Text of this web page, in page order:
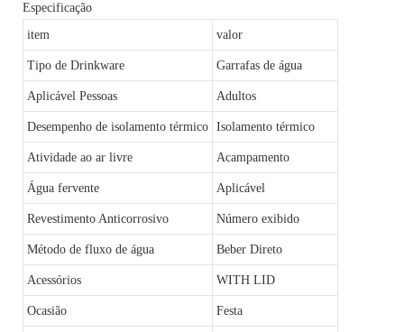
Especificação
item
valor
Tipo de Drinkware Garrafas de água
Aplicável Pessoas Adultos
Desempenho de isolamento térmico Isolamento térmico
Atividade ao ar livre Acampamento
Água fervente Aplicável
Revestimento Anticorrosivo Número exibido
Método de fluxo de água Beber Direto
Acessórios WITH LID
Ocasião Festa